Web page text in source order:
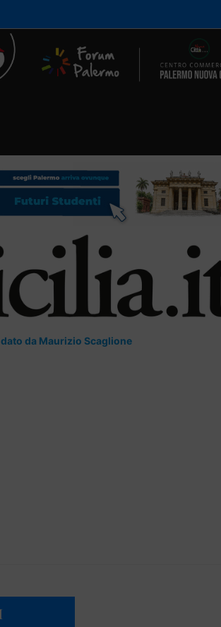
da Maurizio Scaglione